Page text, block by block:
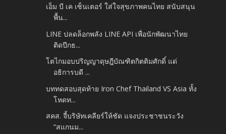
เอ็ม บี เค เซ็นเตอร์ ใส่ใจสุขภาพคนไทย สนับสนุน
พื้น...
LINE ปลดล็อกพลัง LINE API เพื่อนักพัฒนาไทย
ติดปีกธ...
โตไกมอบปริญญาดุษฎีบัณฑิตกิตติมศักดิ์ แด่
อธิการบดี ...
บททดสอบสุดท้าย Iron Chef Thailand VS Asia ทั้ง
โหดท...
สคส. จี้บริษัทเคลียร์ให้ชัด แจงประชาชนระวัง
“สแกนม...